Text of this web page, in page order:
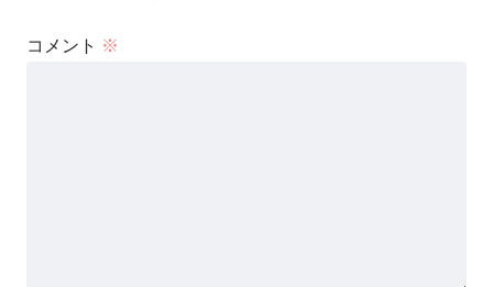
コメント ※